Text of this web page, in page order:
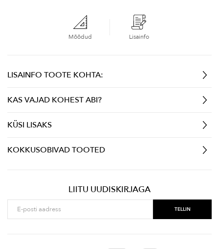
Mõõdud Lisainfo
LISAINFO TOOTE KOHTA:
KAS VAJAD KOHEST ABI?
KÜSI LISAKS
KOKKUSOBIVAD TOOTED
LIITU UUDISKIRJAGA